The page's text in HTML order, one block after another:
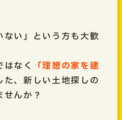
ない」という方も大歓
はなく 「理想の家を建
た、新しい土地探しの
んか？